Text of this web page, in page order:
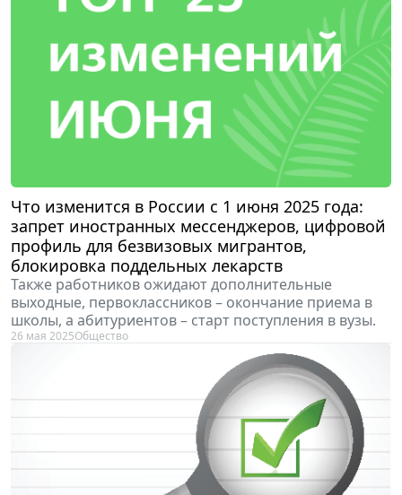
Что изменится в России с 1 июня 2025 года:
запрет иностранных мессенджеров, цифровой
профиль для безвизовых мигрантов,
блокировка поддельных лекарств
Также работников ожидают дополнительные
выходные, первоклассников – окончание приема в
школы, а абитуриентов – старт поступления в вузы.
26 мая 2025Общество